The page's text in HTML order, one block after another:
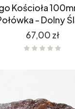
Kościoła
- Dolny
Cena
67,00 zł